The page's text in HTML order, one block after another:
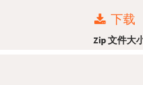
下载
Zip 文件大